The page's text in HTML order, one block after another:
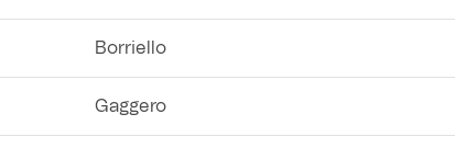
Borriello
Gaggero